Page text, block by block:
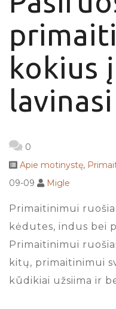
kokius
0
Apie motinystę,
09-09
Migle
Primaitinimui
kėdutes, indus bei
Primaitinimui
kitų, primaitinimui
kūdikiai užsiima ir